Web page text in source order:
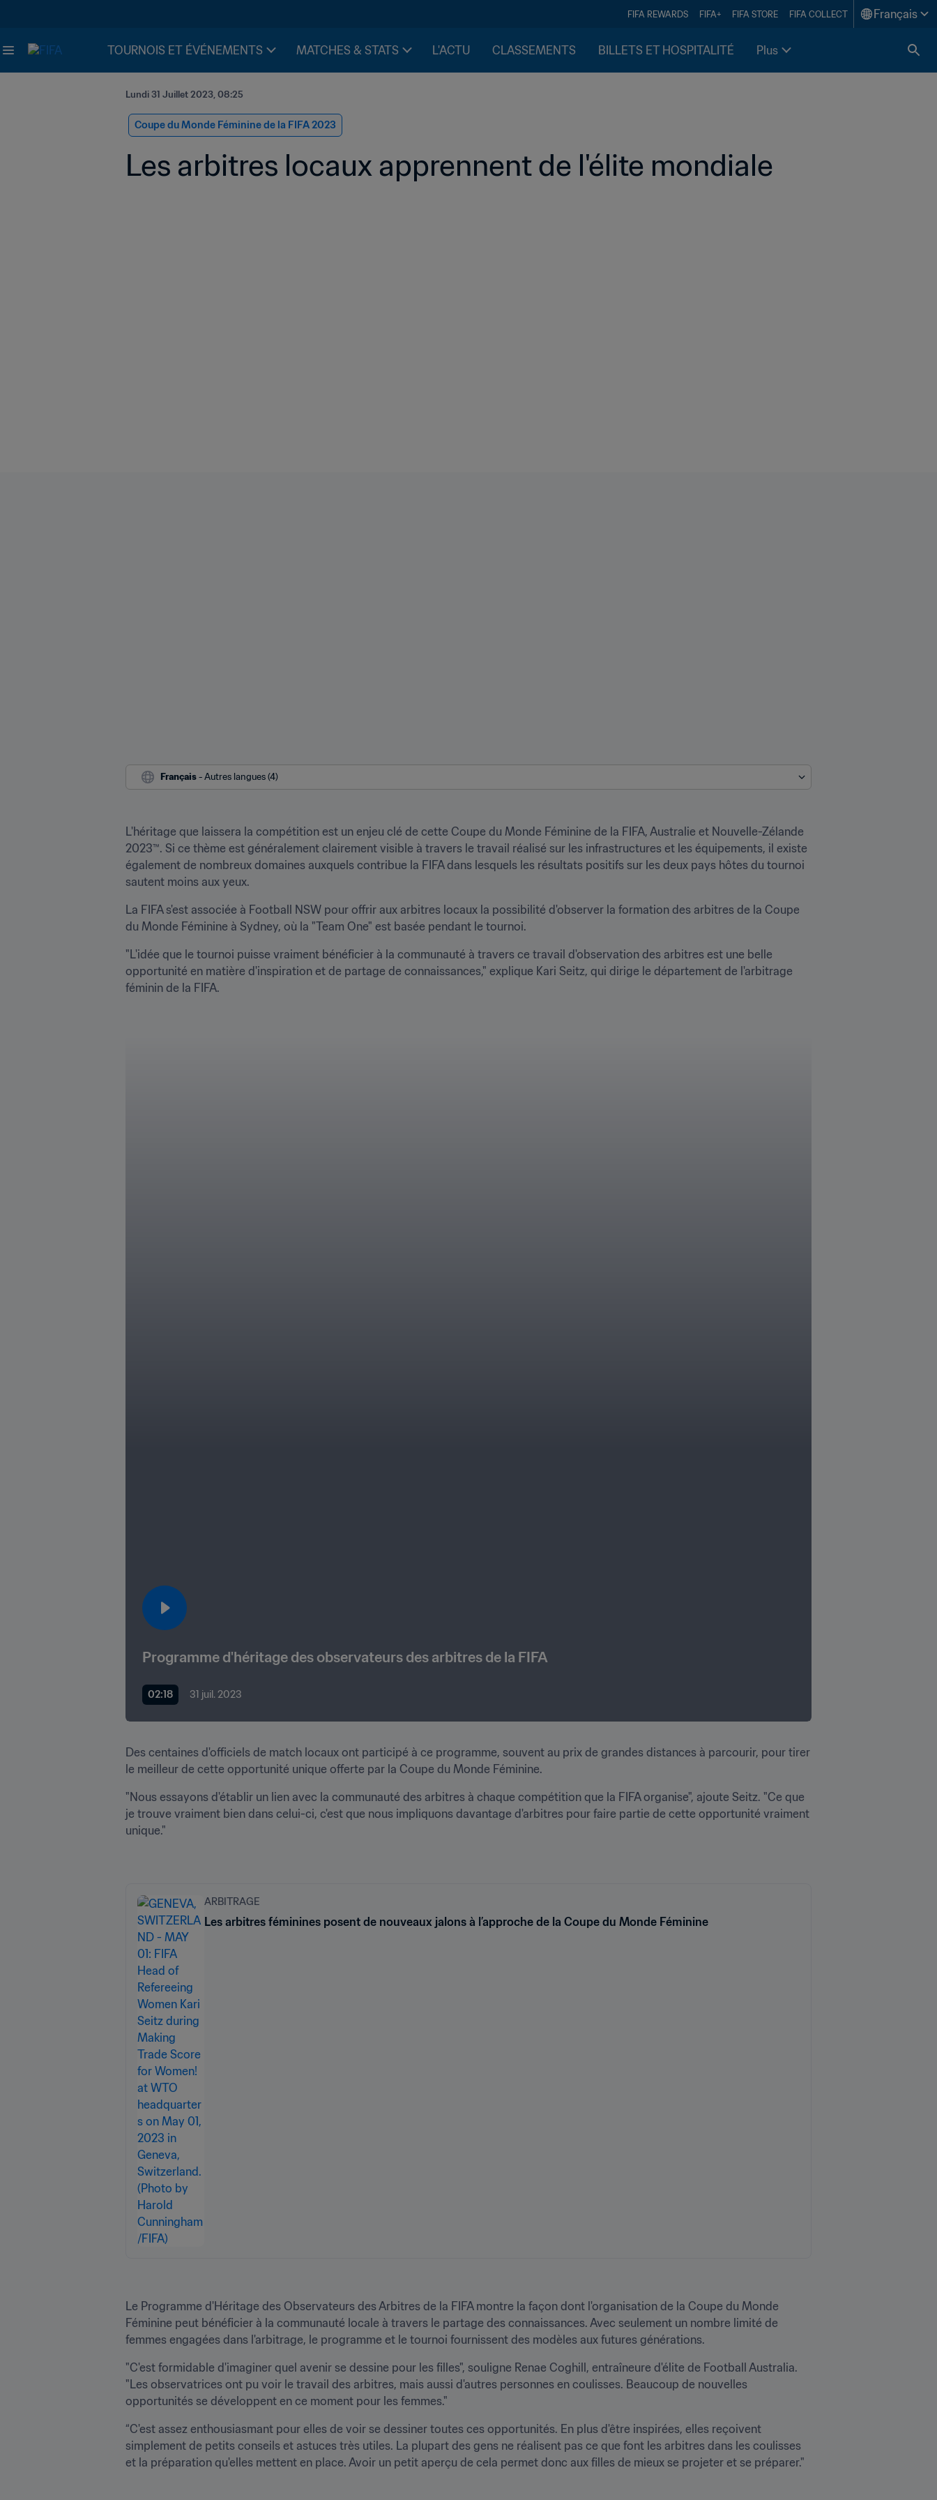
FIFA REWARDS FIFA+ FIFA STORE FIFA COLLECT Français
TOURNOIS ET ÉVÉNEMENTS MATCHES & STATS L'ACTU CLASSEMENTS BILLETS ET HOSPITALITÉ Plus
Lundi 31 Juillet 2023, 08:25
Coupe du Monde Féminine de la FIFA 2023
Les arbitres locaux apprennent de l'élite mondiale
Français - Autres langues (4)
L'héritage que laissera la compétition est un enjeu clé de cette Coupe du Monde Féminine de la FIFA, Australie et Nouvelle-Zélande
2023™. Si ce thème est généralement clairement visible à travers le travail réalisé sur les infrastructures et les équipements, il existe
également de nombreux domaines auxquels contribue la FIFA dans lesquels les résultats positifs sur les deux pays hôtes du tournoi
sautent moins aux yeux.
La FIFA s'est associée à Football NSW pour offrir aux arbitres locaux la possibilité d'observer la formation des arbitres de la Coupe
du Monde Féminine à Sydney, où la "Team One" est basée pendant le tournoi.
"L'idée que le tournoi puisse vraiment bénéficier à la communauté à travers ce travail d'observation des arbitres est une belle
opportunité en matière d'inspiration et de partage de connaissances," explique Kari Seitz, qui dirige le département de l'arbitrage
féminin de la FIFA.
Programme d'héritage des observateurs des arbitres de la FIFA
02:18 31 juil. 2023
Des centaines d'officiels de match locaux ont participé à ce programme, souvent au prix de grandes distances à parcourir, pour tirer
le meilleur de cette opportunité unique offerte par la Coupe du Monde Féminine.
"Nous essayons d'établir un lien avec la communauté des arbitres à chaque compétition que la FIFA organise", ajoute Seitz. "Ce que
je trouve vraiment bien dans celui-ci, c'est que nous impliquons davantage d'arbitres pour faire partie de cette opportunité vraiment
unique."
ARBITRAGE
Les arbitres féminines posent de nouveaux jalons à l’approche de la Coupe du Monde Féminine
Le Programme d'Héritage des Observateurs des Arbitres de la FIFA montre la façon dont l'organisation de la Coupe du Monde
Féminine peut bénéficier à la communauté locale à travers le partage des connaissances. Avec seulement un nombre limité de
femmes engagées dans l'arbitrage, le programme et le tournoi fournissent des modèles aux futures générations.
"C'est formidable d'imaginer quel avenir se dessine pour les filles", souligne Renae Coghill, entraîneure d'élite de Football Australia.
"Les observatrices ont pu voir le travail des arbitres, mais aussi d'autres personnes en coulisses. Beaucoup de nouvelles
opportunités se développent en ce moment pour les femmes."
“C'est assez enthousiasmant pour elles de voir se dessiner toutes ces opportunités. En plus d'être inspirées, elles reçoivent
simplement de petits conseils et astuces très utiles. La plupart des gens ne réalisent pas ce que font les arbitres dans les coulisses
et la préparation qu'elles mettent en place. Avoir un petit aperçu de cela permet donc aux filles de mieux se projeter et se préparer."